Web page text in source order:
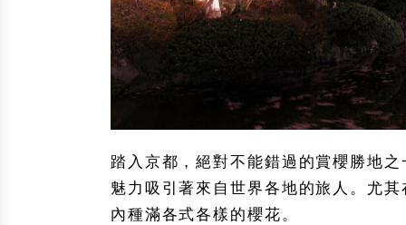
踏入京都，絕對不能錯過的賞櫻勝地
魅力吸引著來自世界各地的旅人。尤
內種滿各式各樣的櫻花。